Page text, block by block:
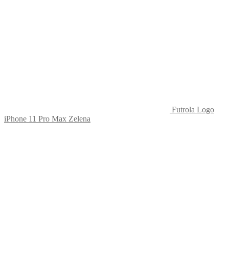
Futrola Logo
iPhone 11 Pro Max Zelena